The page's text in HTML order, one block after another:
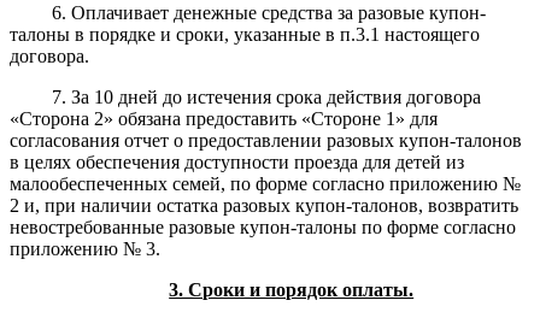
6. Оплачивает денежные средства за разовые купон-
талоны в порядке и сроки, указанные в п.3.1 настоящего
договора.
7. За 10 дней до истечения срока действия договора
«Сторона 2» обязана предоставить «Стороне 1» для
согласования отчет о предоставлении разовых купон-талонов
в целях обеспечения доступности проезда для детей из
малообеспеченных семей, по форме согласно приложению №
2 и, при наличии остатка разовых купон-талонов, возвратить
невостребованные разовые купон-талоны по форме согласно
приложению № 3.
3. Сроки и порядок оплаты.